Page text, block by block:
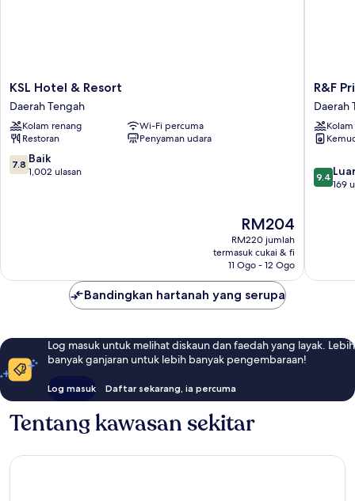
KSL
Hotel
&
Resort
Daerah
Tengah
KSL Hotel & Resort
Daerah Tengah
Kolam renang
Wi-Fi percuma
Restoran
Penyaman udara
7.8
daripada
7.8 Baik
1,002 ulasan
Harga
ialah
RM204
RM204
RM220 jumlah
termasuk cukai & fi
11 Ogo - 12 Ogo
R&F
Princess
Cove
by
FUJU
5mins
to
R&F
Daerah
9.4
9.4
169
Bandingkan hartanah yang serupa
Log masuk untuk melihat diskaun dan faedah yang layak. Lebih
banyak ganjaran untuk lebih banyak pengembaraan!
Log masuk Daftar sekarang, ia percuma
Tentang kawasan sekitar